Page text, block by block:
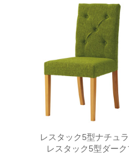
レスタック5型ナチ
レスタック5型ダー